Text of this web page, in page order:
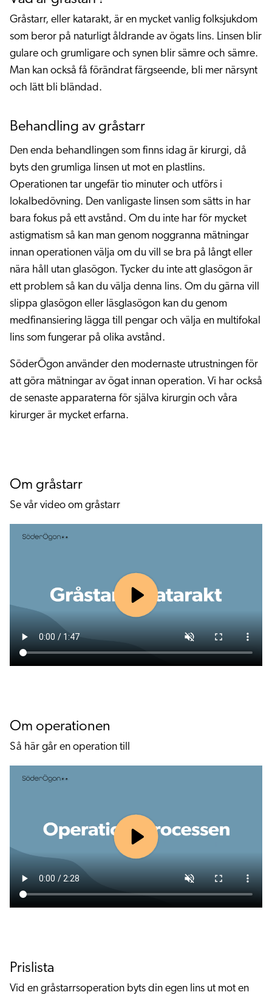
Gråstarr, eller katarakt, är en mycket vanlig folksjukdom
som beror på naturligt åldrande av ögats lins. Linsen blir
gulare och grumligare och synen blir sämre och sämre.
Man kan också få förändrat färgseende, bli mer närsynt
och lätt bli bländad.
Behandling av gråstarr
Den enda behandlingen som finns idag är kirurgi, då
byts den grumliga linsen ut mot en plastlins.
Operationen tar ungefär tio minuter och utförs i
lokalbedövning. Den vanligaste linsen som sätts in har
bara fokus på ett avstånd. Om du inte har för mycket
astigmatism så kan man genom noggranna mätningar
innan operationen välja om du vill se bra på långt eller
nära håll utan glasögon. Tycker du inte att glasögon är
ett problem så kan du välja denna lins. Om du gärna vill
slippa glasögon eller läsglasögon kan du genom
medfinansiering lägga till pengar och välja en multifokal
lins som fungerar på olika avstånd.
SöderÖgon använder den modernaste utrustningen för
att göra mätningar av ögat innan operation. Vi har också
de senaste apparaterna för själva kirurgin och våra
kirurger är mycket erfarna.
Om gråstarr
Se vår video om gråstarr
Om operationen
Så här går en operation till
Prislista
Vid en gråstarrsoperation byts din egen lins ut mot en